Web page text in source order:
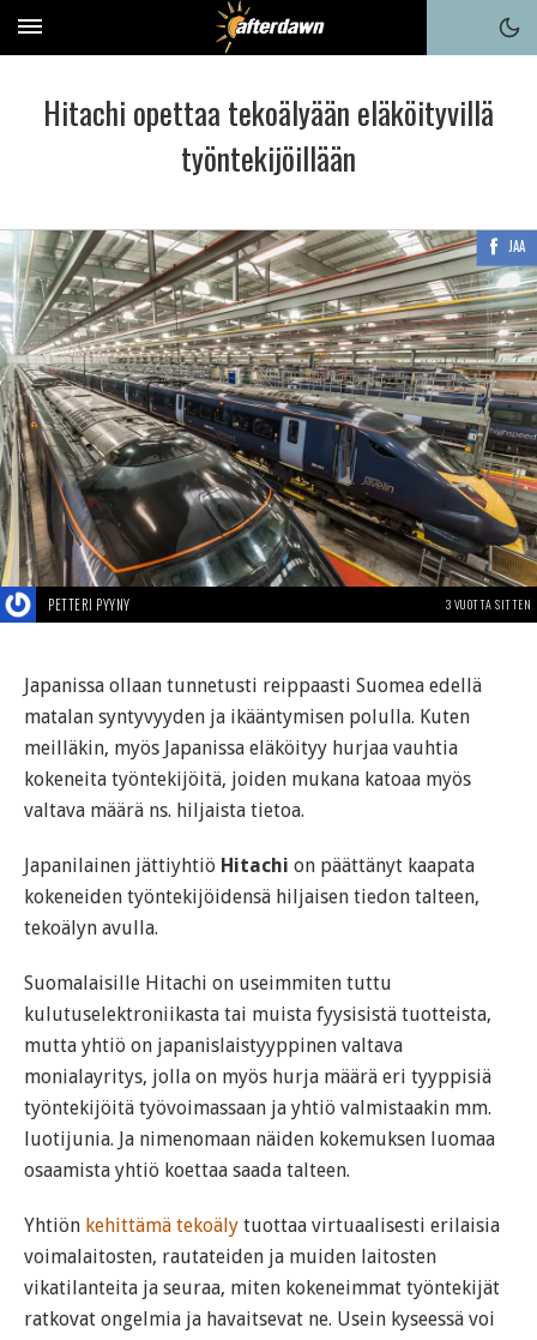
Hitachi opettaa tekoälyään eläköityvillä
työntekijöillään
JAA
PETTERI PYYNY 3 VUOTTA SITTEN
Japanissa ollaan tunnetusti reippaasti Suomea edellä
matalan syntyvyyden ja ikääntymisen polulla. Kuten
meilläkin, myös Japanissa eläköityy hurjaa vauhtia
kokeneita työntekijöitä, joiden mukana katoaa myös
valtava määrä ns. hiljaista tietoa.
Japanilainen jättiyhtiö Hitachi on päättänyt kaapata
kokeneiden työntekijöidensä hiljaisen tiedon talteen,
tekoälyn avulla.
Suomalaisille Hitachi on useimmiten tuttu
kulutuselektroniikasta tai muista fyysisistä tuotteista,
mutta yhtiö on japanislaistyyppinen valtava
monialayritys, jolla on myös hurja määrä eri tyyppisiä
työntekijöitä työvoimassaan ja yhtiö valmistaakin mm.
luotijunia. Ja nimenomaan näiden kokemuksen luomaa
osaamista yhtiö koettaa saada talteen.
Yhtiön kehittämä tekoäly tuottaa virtuaalisesti erilaisia
voimalaitosten, rautateiden ja muiden laitosten
vikatilanteita ja seuraa, miten kokeneimmat työntekijät
ratkovat ongelmia ja havaitsevat ne. Usein kyseessä voi